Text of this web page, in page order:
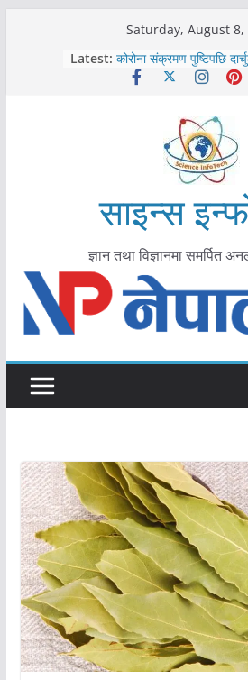
Saturday, August 8,
Latest:
काभ्रेपलाञ्चोकमा आयुर्वेद
आकर्षण बढ्दै
कोरोना संक्रमण पुष्टिपछि
मकवानपुरमा खोरेत रोग
आयुर्वेद चिकित्सा प्रणालीको
मुख्यमन्त्री शाह
साइन्स
ज्ञान तथा विज्ञानमा समर्पित